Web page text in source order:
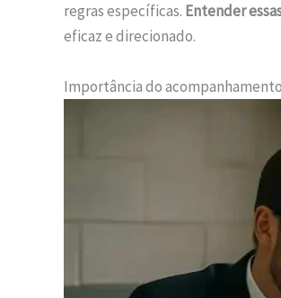
regras específicas. Entender
eficaz e direcionado.
Importância do